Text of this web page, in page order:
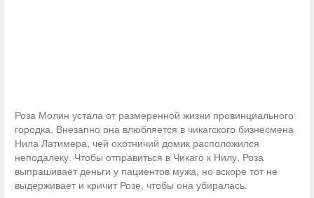
Роза Молин устала от размеренной жизни провинциального
городка. Внезапно она влюбляется в чикагского бизнесмена
Нила Латимера, чей охотничий домик расположился
неподалеку. Чтобы отправиться в Чикаго к Нилу, Роза
выпрашивает деньги у пациентов мужа, но вскоре тот не
выдерживает и кричит Розе, чтобы она убиралась.